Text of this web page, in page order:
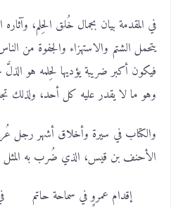
في المقدمة بيان بجمال خُلق الحِلم،
يتحمل الشتم والاستهزاء والجفوة من
فيكون أكبر ضريبة يؤديها لحِلمه هو
وهو ما لا يقدر عليه كل أحد، ولذلك تجد
والكتاب في سيرة وأخلاق أشهر رجل
الأحنف بن قيس، الذي ضُرب به
إقدام عمروٍ في سماحة حاتم